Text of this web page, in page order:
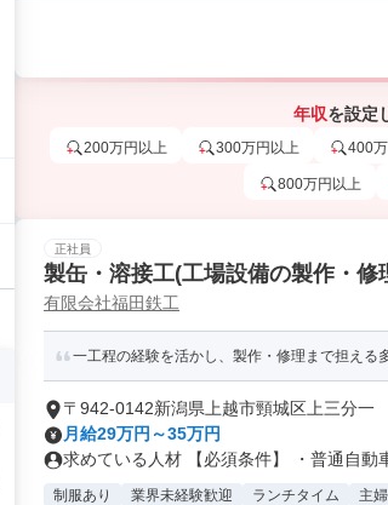
年収を設定
200万円以上 300万円以上 400
800万円以上
正社員
製缶・溶接工(工場設備の製作・修
有限会社福田鉄工
一工程の経験を活かし、製作・修理まで担える
〒942-0142新潟県上越市頸城区上三分一
月給29万円～35万円
求めている人材 【必須条件】 ・普通自動
制服あり 業界未経験歓迎 ランチタイム 主